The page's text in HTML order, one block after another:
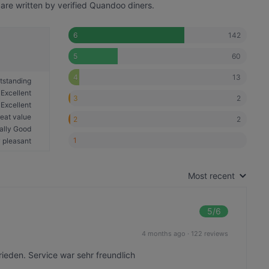
written by verified Quandoo diners.
Excellent
Excellent
value
Good
pleasant
6 142
5 60
4 13
3 2
2 2
1
Most recent
5/6
4 months ago · 122 reviews
Service war sehr freundlich